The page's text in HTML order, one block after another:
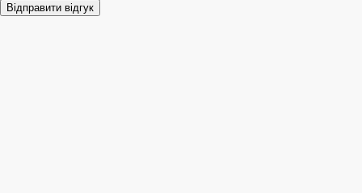
Відправити відгук